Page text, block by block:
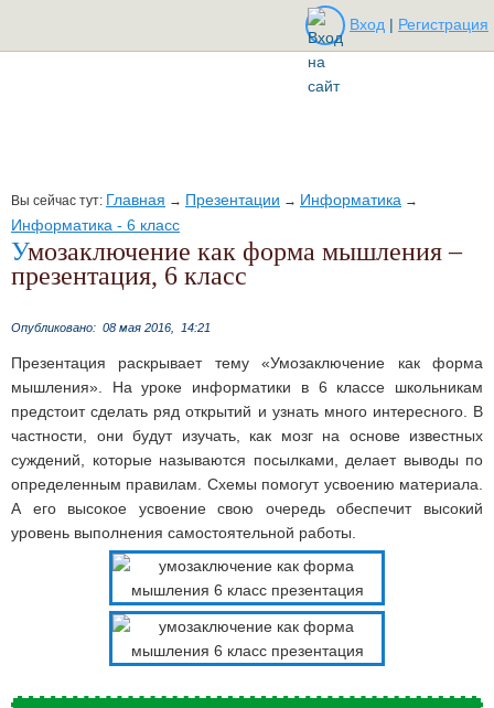
Вход | Регистрация
Вы сейчас тут: Главная → Презентации → Информатика →
Информатика - 6 класс
Умозаключение как форма мышления –
презентация, 6 класс
Опубликовано: 08 мая 2016, 14:21
Презентация раскрывает тему «Умозаключение как форма
мышления». На уроке информатики в 6 классе школьникам
предстоит сделать ряд открытий и узнать много интересного. В
частности, они будут изучать, как мозг на основе известных
суждений, которые называются посылками, делает выводы по
определенным правилам. Схемы помогут усвоению материала.
А его высокое усвоение свою очередь обеспечит высокий
уровень выполнения самостоятельной работы.